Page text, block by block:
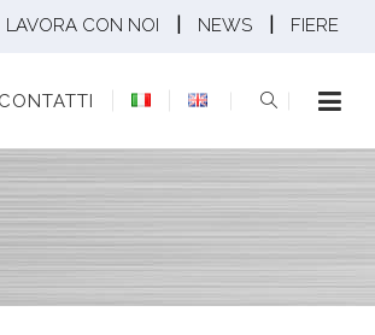
LAVORA CON NOI NEWS FIERE
CONTATTI